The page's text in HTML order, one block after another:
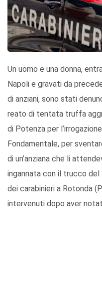
Un uomo e una donna,
Napoli e gravati da
di anziani, sono stati
reato di tentata truffa
di Potenza per
Fondamentale, per
di un’anziana che li
ingannata con il trucco del
dei carabinieri a Rotonda
intervenuti dopo aver